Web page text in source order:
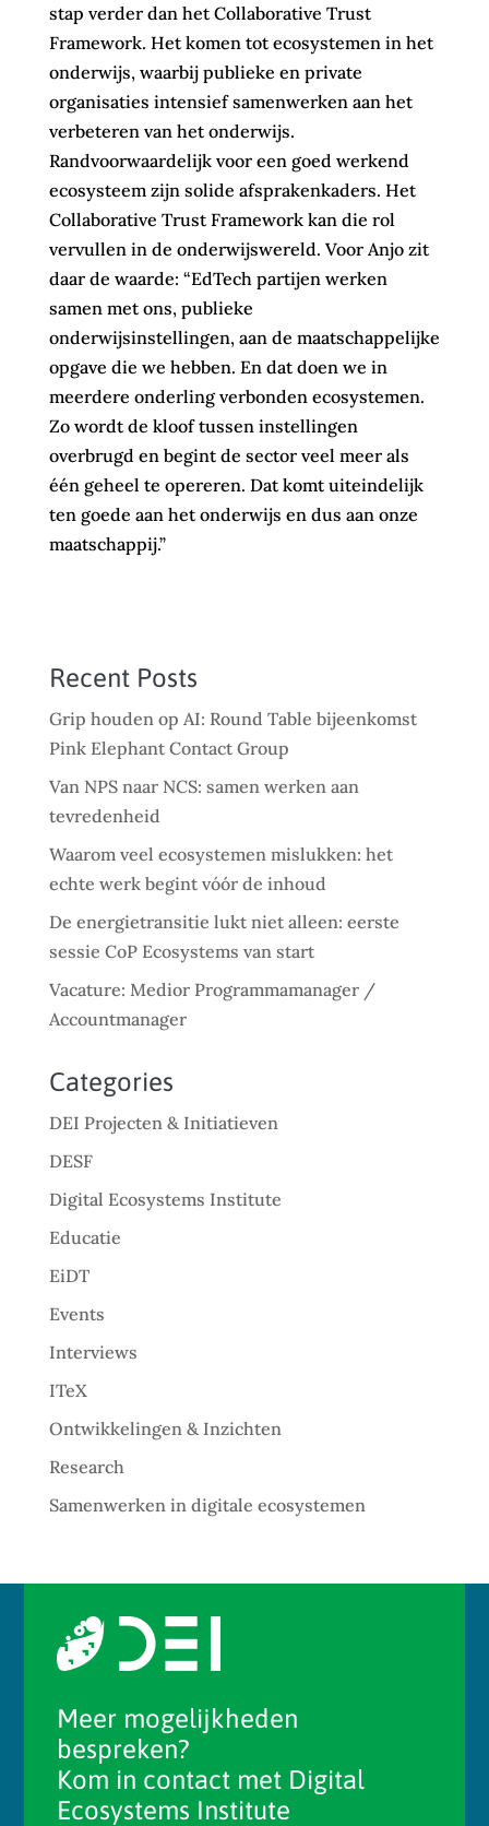
stap verder dan het Collaborative Trust
Framework. Het komen tot ecosystemen in het
onderwijs, waarbij publieke en private
organisaties intensief samenwerken aan het
verbeteren van het onderwijs.
Randvoorwaardelijk voor een goed werkend
ecosysteem zijn solide afsprakenkaders. Het
Collaborative Trust Framework kan die rol
vervullen in de onderwijswereld. Voor Anjo zit
daar de waarde: “EdTech partijen werken
samen met ons, publieke
onderwijsinstellingen, aan de maatschappelijke
opgave die we hebben. En dat doen we in
meerdere onderling verbonden ecosystemen.
Zo wordt de kloof tussen instellingen
overbrugd en begint de sector veel meer als
één geheel te opereren. Dat komt uiteindelijk
ten goede aan het onderwijs en dus aan onze
maatschappij.”
Recent Posts
Grip houden op AI: Round Table bijeenkomst
Pink Elephant Contact Group
Van NPS naar NCS: samen werken aan
tevredenheid
Waarom veel ecosystemen mislukken: het
echte werk begint vóór de inhoud
De energietransitie lukt niet alleen: eerste
sessie CoP Ecosystems van start
Vacature: Medior Programmamanager /
Accountmanager
Categories
DEI Projecten & Initiatieven
DESF
Digital Ecosystems Institute
Educatie
EiDT
Events
Interviews
ITeX
Ontwikkelingen & Inzichten
Research
Samenwerken in digitale ecosystemen
Meer mogelijkheden
bespreken?
Kom in contact met Digital
Ecosystems Institute